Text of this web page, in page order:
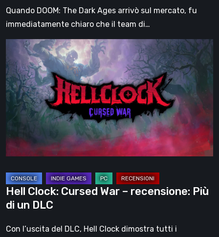
Quando DOOM: The Dark Ages arrivò sul mercato, fu
immediatamente chiaro che il team di…
Cursed
War
–
recensione:
di
un
Hell Clock: Cursed War – recensione: Più
di un DLC
Con l’uscita del DLC, Hell Clock dimostra tutti i